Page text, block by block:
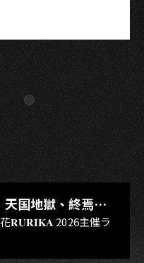
国地獄、終焉
、無我夢中、花奏
𝐑𝐔𝐑𝐈𝐊𝐀 2026主催ラ